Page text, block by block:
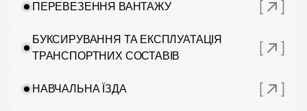
ПЕРЕВЕЗЕННЯ ВАНТАЖУ
БУКСИРУВАННЯ ТА ЕКСПЛУАТАЦІЯ
ТРАНСПОРТНИХ СОСТАВІВ
НАВЧАЛЬНА ЇЗДА